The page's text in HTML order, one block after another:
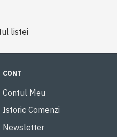
listei
CONT
Contul Meu
Istoric Comenzi
Newsletter